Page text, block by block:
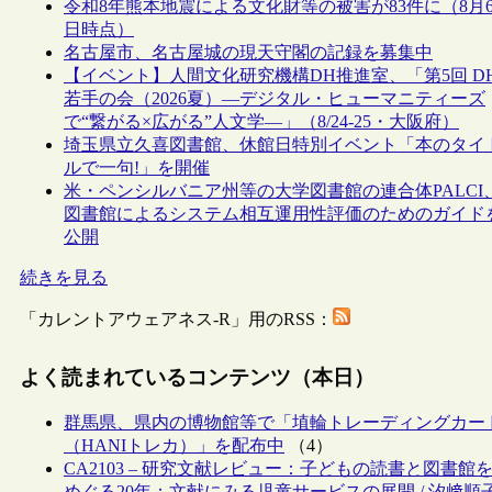
令和8年熊本地震による文化財等の被害が83件に（8月
日時点）
名古屋市、名古屋城の現天守閣の記録を募集中
【イベント】人間文化研究機構DH推進室、「第5回
若手の会（2026夏）―デジタル・ヒューマニティーズ
で“繋がる×広がる”人文学―」（8/24-25・大阪府）
埼玉県立久喜図書館、休館日特別イベント「本のタイ
ルで一句!」を開催
米・ペンシルバニア州等の大学図書館の連合体PALCI、
図書館によるシステム相互運用性評価のためのガイド
公開
続きを見る
「カレントアウェアネス-R」用のRSS：
よく読まれているコンテンツ（本日）
群馬県、県内の博物館等で「埴輪トレーディングカー
（HANIトレカ）」を配布中
（4）
CA2103 – 研究文献レビュー：子どもの読書と図書館を